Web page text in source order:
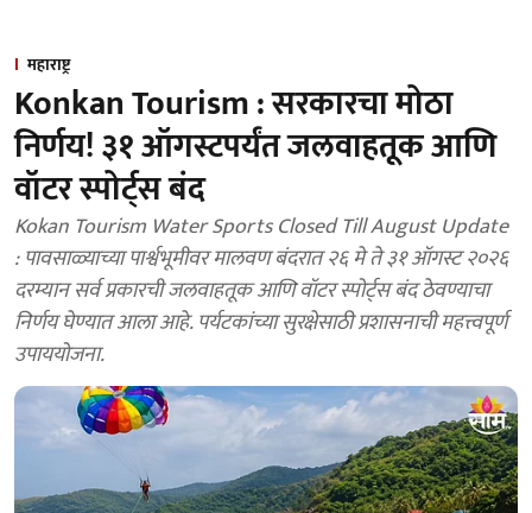
महाराष्ट्र
Konkan Tourism : सरकारचा मोठा
निर्णय! ३१ ऑगस्टपर्यंत जलवाहतूक आणि
वॉटर स्पोर्ट्स बंद
Kokan Tourism Water Sports Closed Till August Update
: पावसाळ्याच्या पार्श्वभूमीवर मालवण बंदरात २६ मे ते ३१ ऑगस्ट २०२६
दरम्यान सर्व प्रकारची जलवाहतूक आणि वॉटर स्पोर्ट्स बंद ठेवण्याचा
निर्णय घेण्यात आला आहे. पर्यटकांच्या सुरक्षेसाठी प्रशासनाची महत्त्वपूर्ण
उपाययोजना.